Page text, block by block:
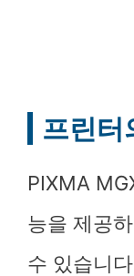
프린터
PIXMA
능을 제공
수 있습니